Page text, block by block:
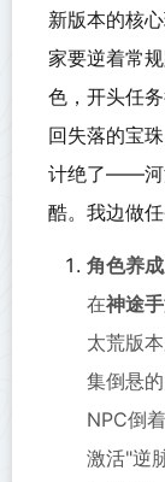
新版本的核
家要逆着常
色，开头任
回失落的宝
计绝了——河
酷。我边做
角色养
在神途
太荒版
集倒悬
NPC倒
激活"逆